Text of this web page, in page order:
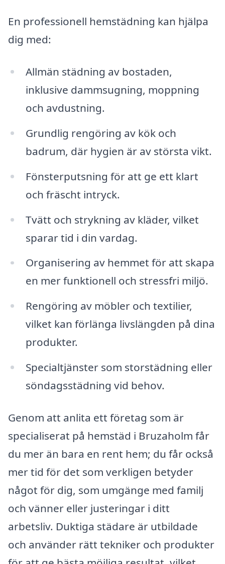
En professionell hemstädning kan hjälpa
dig med:
Allmän städning av bostaden,
inklusive dammsugning, moppning
och avdustning.
Grundlig rengöring av kök och
badrum, där hygien är av största vikt.
Fönsterputsning för att ge ett klart
och fräscht intryck.
Tvätt och strykning av kläder, vilket
sparar tid i din vardag.
Organisering av hemmet för att skapa
en mer funktionell och stressfri miljö.
Rengöring av möbler och textilier,
vilket kan förlänga livslängden på dina
produkter.
Specialtjänster som storstädning eller
söndagsstädning vid behov.
Genom att anlita ett företag som är
specialiserat på hemstäd i Bruzaholm får
du mer än bara en rent hem; du får också
mer tid för det som verkligen betyder
något för dig, som umgänge med familj
och vänner eller justeringar i ditt
arbetsliv. Duktiga städare är utbildade
och använder rätt tekniker och produkter